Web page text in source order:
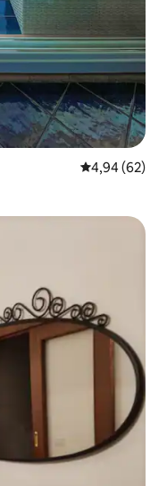
4,94 af 5 í
4,94 (62)